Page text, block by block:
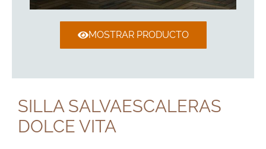
MOSTRAR PRODUCTO
SILLA SALVAESCALERAS
DOLCE VITA